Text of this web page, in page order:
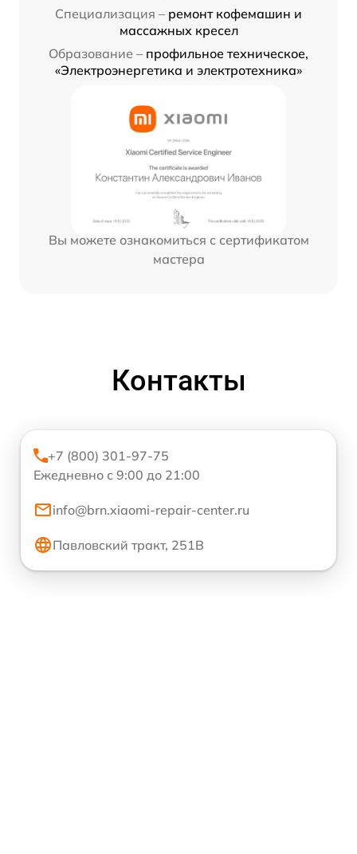
Специализация – ремонт кофемашин и
массажных кресел
Образование – профильное техническое,
«Электроэнергетика и электротехника»
Вы можете ознакомиться с сертификатом
мастера
Контакты
+7 (800) 301-97-75
Ежедневно с 9:00 до 21:00
info@brn.xiaomi-repair-center.ru
Павловский тракт, 251В